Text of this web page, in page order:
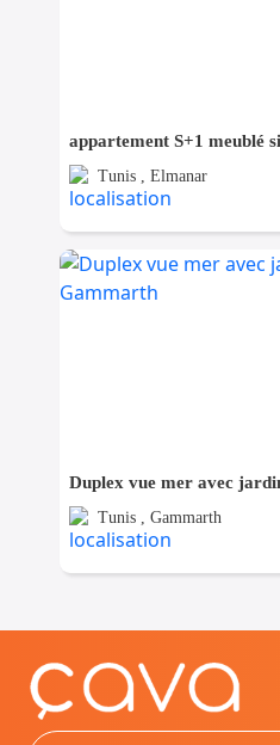
Tunis , Elmanar
Duplex vue mer avec
Tunis , Gammarth